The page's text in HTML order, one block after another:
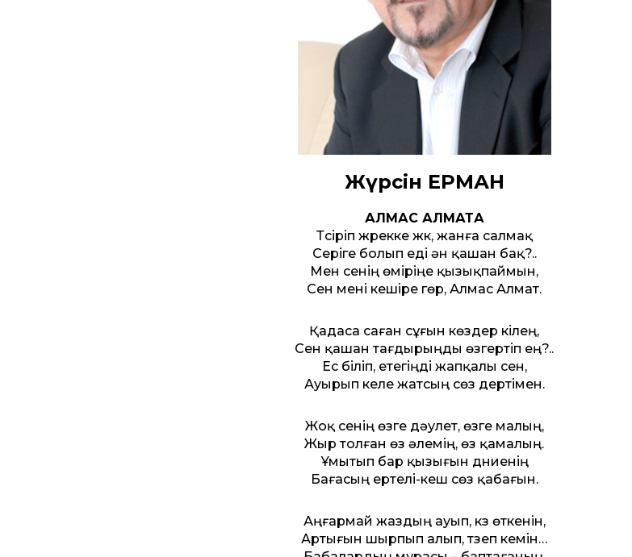
Жүрсін ЕРМАН
АЛМАС АЛМАТҚА
Түсіріп жүрекке жүк, жанға салмақ
Серіге болып еді ән қашан бақ?..
Мен сенің өміріңе қызықпаймын,
Сен мені кешіре гөр, Алмас Алмат.
Қадаса саған сұғын көздер кілең,
Сен қашан тағдырыңды өзгертіп ең?..
Ес біліп, етегіңді жапқалы сен,
Ауырып келе жатсың сөз дертімен.
Жоқ сенің өзге дәулет, өзге малың,
Жыр толған өз әлемің, өз қамалың.
Ұмытып бар қызығын дүниенің
Бағасың ертелі-кеш сөз қабағын.
Аңғармай жаздың ауып, күз өткенін,
Артығын шырпып алып, түзеп кемін…